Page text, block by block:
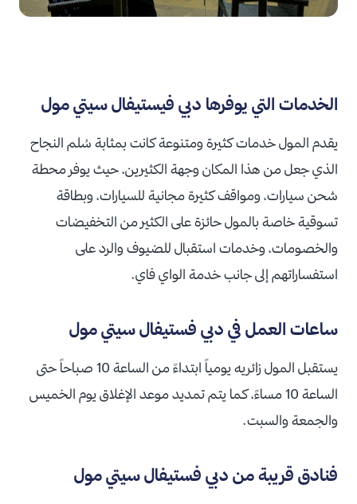
الخدمات التي يوفرها دبي فيستيفال سيتي مول
يقدم المول خدمات كثيرة ومتنوعة كانت بمثابة سُلم النجاح
الذي جعل من هذا المكان وجهة الكثيرين، حيث يوفر محطة
شحن سيارات، ومواقف كثيرة مجانية للسيارات، وبطاقة
تسوقية خاصة بالمول حائزة على الكثير من التخفيضات
والخصومات، وخدمات استقبال للضيوف والرد على
استفساراتهم إلى جانب خدمة الواي فاي.
ساعات العمل في دبي فستيفال سيتي مول
يستقبل المول زائريه يومياً ابتداءً من الساعة 10 صباحاً حتى
الساعة 10 مساءً، كما يتم تمديد موعد الإغلاق يوم الخميس
والجمعة والسبت.
فنادق قريبة من دبي فستيفال سيتي مول